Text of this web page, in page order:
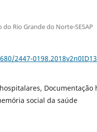
Rio Grande do Norte-SESAP
2447-
Documentação
social da saúde